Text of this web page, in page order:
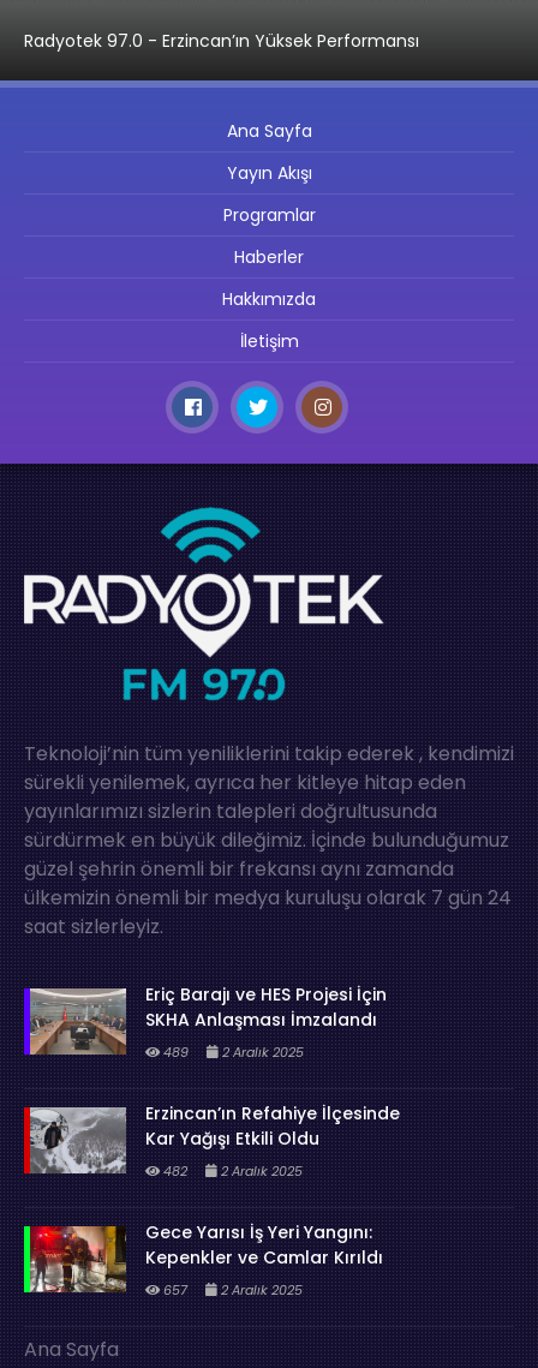
Radyotek 97.0 - Erzincan’ın Yüksek Performansı
Ana Sayfa
Yayın Akışı
Programlar
Haberler
Hakkımızda
İletişim
Teknoloji’nin tüm yeniliklerini takip ederek , kendimizi
sürekli yenilemek, ayrıca her kitleye hitap eden
yayınlarımızı sizlerin talepleri doğrultusunda
sürdürmek en büyük dileğimiz. İçinde bulunduğumuz
güzel şehrin önemli bir frekansı aynı zamanda
ülkemizin önemli bir medya kuruluşu olarak 7 gün 24
saat sizlerleyiz.
Eriç Barajı ve HES Projesi İçin
SKHA Anlaşması İmzalandı
489 2 Aralık 2025
Erzincan’ın Refahiye İlçesinde
Kar Yağışı Etkili Oldu
482 2 Aralık 2025
Gece Yarısı İş Yeri Yangını:
Kepenkler ve Camlar Kırıldı
657 2 Aralık 2025
Ana Sayfa